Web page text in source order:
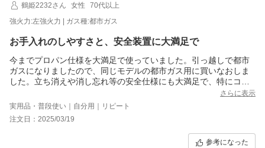
鶴姫2232さん
女性
70代以上
強火力:左強火力 | ガス種:都市ガス
お手入れのしやすさと、安全装置に大満足で
今までプロパン仕様を大満足で使っていました。引っ越しで都市
ガスになりましたので、同じモデルの都市ガス用に買いなおしま
した。立ち消えや消し忘れ等の安全仕様にも大満足で、特にココ
ットは魚好きの我が家には無くてはならない便利なものです。使
い始めに自動で少しの間弱火になるのには戸惑いますがそれ以外
は星5だと思います
さらに表示
実用品・普段使い｜自分用｜リピート
注文日：2025/03/19
参考になった